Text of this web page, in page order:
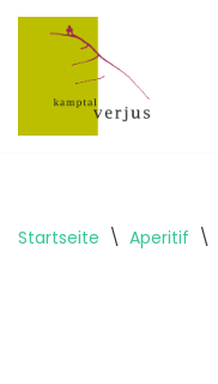
Inhalt
Startseite \ Aperitif \